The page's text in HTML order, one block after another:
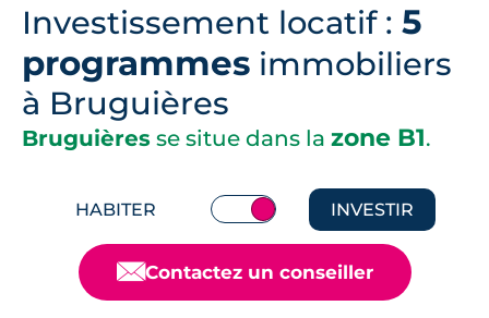
Investissement locatif : 5
programmes immobiliers
à Bruguières
Bruguières se situe dans la zone B1.
HABITER INVESTIR
📧Contactez un conseiller